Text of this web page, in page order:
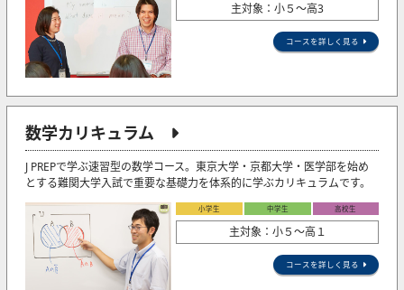
主対象：小５〜高3
コースを詳しく見る
数学カリキュラム
J PREPで学ぶ速習型の数学コース。東京大学・京都大学・医学部を始め
とする難関大学入試で重要な基礎力を体系的に学ぶカリキュラムです。
小学生 中学生 高校生
主対象：小５〜高１
コースを詳しく見る